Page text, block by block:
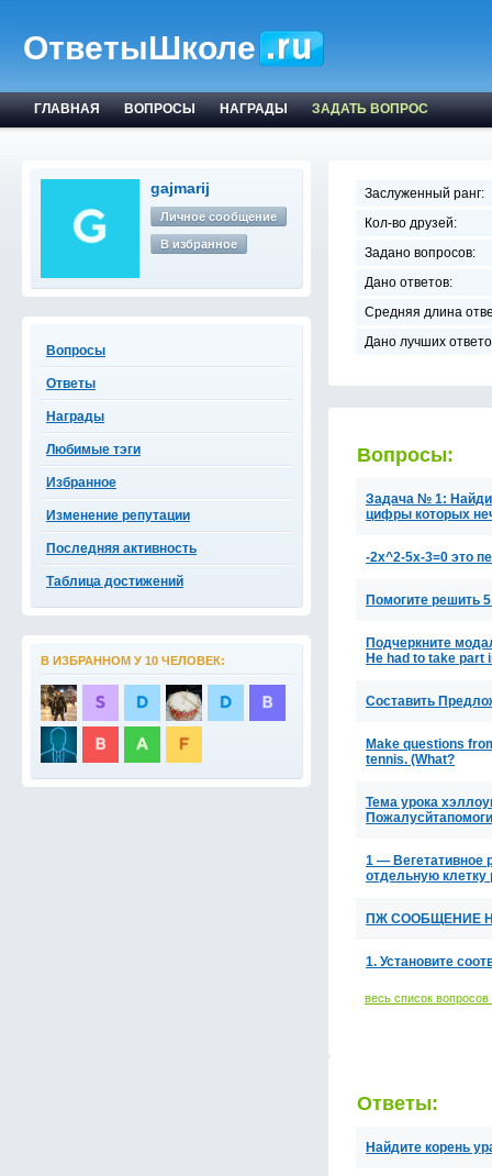
ОтветыШколе
ГЛАВНАЯ ВОПРОСЫ НАГРАДЫ ЗАДАТЬ ВОПРОС
gajmarij
Личное сообщение
В избранное
Вопросы
Ответы
Награды
Любимые тэги
Избранное
Изменение репутации
Последняя активность
Таблица достижений
В ИЗБРАННОМ У 10 ЧЕЛОВЕК:
Заслуженный ранг:
Кол-во друзей:
Задано вопросов:
Дано ответов:
Средняя длина
Дано лучших
Вопросы:
Задача № 1:
цифры которых
-2x^2-5x-3=0 это
Помогите решить
Подчеркните
He had to take part
Составить
Make questions
tennis. (What?
Тема урока
1 — Вегетативное
отдельную клетку
ПЖ СООБЩЕНИЕ
1. Установите
весь список вопросов
Ответы:
Найдите корень